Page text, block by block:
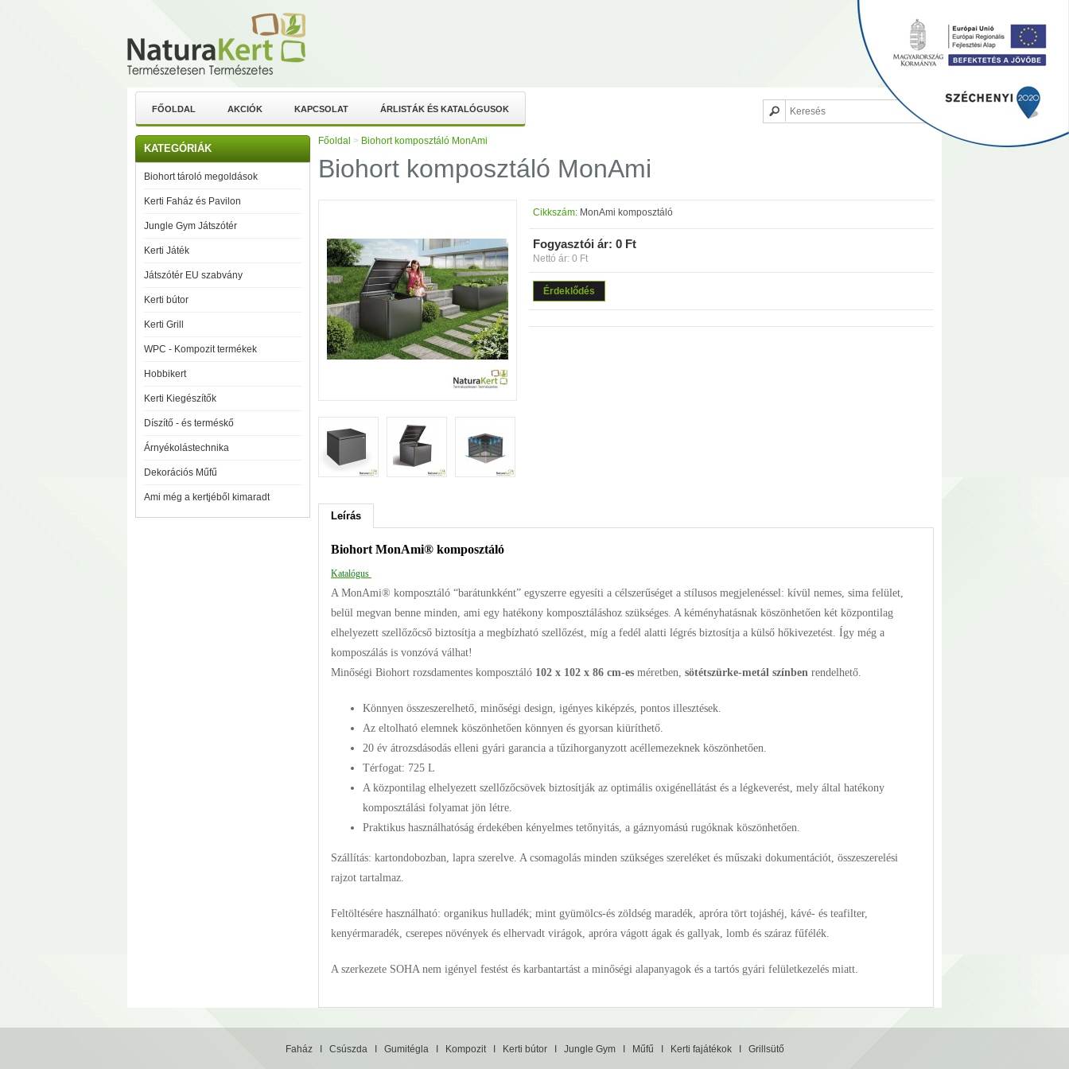
FŐOLDAL AKCIÓK KAPCSOLAT ÁRLISTÁK ÉS KATALÓGUSOK
KATEGÓRIÁK
Biohort tároló megoldások
Kerti Faház és Pavilon
Jungle Gym Játszótér
Kerti Játék
Játszótér EU szabvány
Kerti bútor
Kerti Grill
WPC - Kompozit termékek
Hobbikert
Kerti Kiegészítők
Díszítő - és terméskő
Árnyékolástechnika
Dekorációs Műfű
Ami még a kertjéből kimaradt
Főoldal > Biohort komposztáló MonAmi
Biohort komposztáló MonAmi
Cikkszám: MonAmi komposztáló
Fogyasztói ár: 0 Ft
Nettó ár: 0 Ft
Érdeklődés
Leírás
Biohort MonAmi® komposztáló
Katalógus
A MonAmi® komposztáló “barátunkként” egyszerre egyesíti a célszerűséget a stílusos megjelenéssel: kívül nemes, sima felület,
belül megvan benne minden, ami egy hatékony komposztáláshoz szükséges. A kéményhatásnak köszönhetően két központilag
elhelyezett szellőzőcső biztosítja a megbízható szellőzést, míg a fedél alatti légrés biztosítja a külső hőkivezetést. Így még a
komposzálás is vonzóvá válhat!
Minőségi Biohort rozsdamentes komposztáló 102 x 102 x 86 cm-es méretben, sötétszürke-metál színben rendelhető.
Könnyen összeszerelhető, minőségi design, igényes kiképzés, pontos illesztések.
Az eltolható elemnek köszönhetően könnyen és gyorsan kiüríthető.
20 év átrozsdásodás elleni gyári garancia a tűzihorganyzott acéllemezeknek köszönhetően.
Térfogat: 725 L
A központilag elhelyezett szellőzőcsövek biztosítják az optimális oxigénellátást és a légkeverést, mely által hatékony
komposztálási folyamat jön létre.
Praktikus használhatóság érdekében kényelmes tetőnyitás, a gáznyomású rugóknak köszönhetően.
Szállítás: kartondobozban, lapra szerelve. A csomagolás minden szükséges szereléket és műszaki dokumentációt, összeszerelési
rajzot tartalmaz.
Feltöltésére használható: organikus hulladék; mint gyümölcs-és zöldség maradék, apróra tört tojáshéj, kávé- és teafilter,
kenyérmaradék, cserepes növények és elhervadt virágok, apróra vágott ágak és gallyak, lomb és száraz fűfélék.
A szerkezete SOHA nem igényel festést és karbantartást a minőségi alapanyagok és a tartós gyári felületkezelés miatt.
FaházI CsúszdaI GumitéglaI KompozitI Kerti bútorI Jungle GymI Műfű Kerti fajátékokI Grillsütő